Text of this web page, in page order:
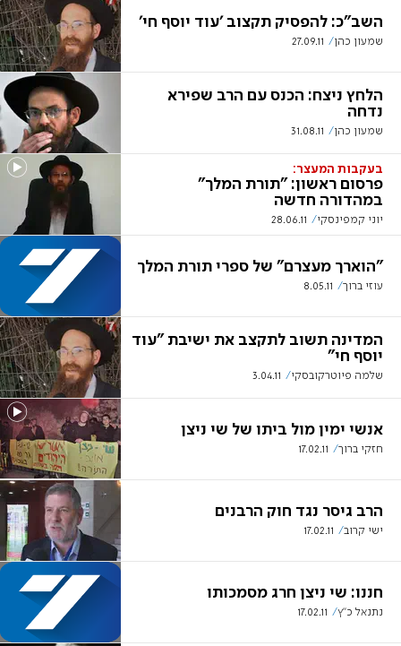
השב"כ: להפסיק תקצוב 'עוד יוסף חי'
שמעון כהן 27.09.11
הלחץ ניצח: הכנס עם הרב שפירא
נדחה
שמעון כהן 31.08.11
בעקבות המעצר:
פרסום ראשון: "תורת המלך"
במהדורה חדשה
יוני קמפינסקי 28.06.11
"הוארך מעצרם" של ספרי תורת המלך
עוזי ברוך 8.05.11
המדינה תשוב לתקצב את ישיבת "עוד
יוסף חי"
שלמה פיוטרקובסקי 3.04.11
אנשי ימין מול ביתו של שי ניצן
חזקי ברוך 17.02.11
הרב גיסר נגד חוק הרבנים
ישי קרוב 17.02.11
חננו: שי ניצן חרג מסמכותו
נתנאל כ"ץ 17.02.11